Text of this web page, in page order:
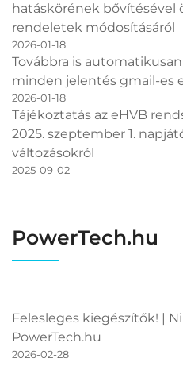
hatáskörének bővítésével
rendeletek módosításáról
2026-01-18
Továbbra is
minden jelentés gmail-es
2026-01-18
Tájékoztatás az eHVB
2025. szeptember 1.
változásokról
2025-09-02
PowerTech.hu
Felesleges kiegészítők! |
PowerTech.hu
2026-02-28